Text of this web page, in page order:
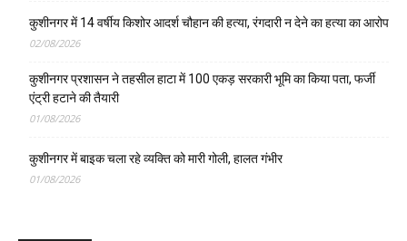
कुशीनगर में 14 वर्षीय किशोर आदर्श चौहान की हत्या, रंगदारी न देने का हत्या का आरोप
02/08/2026
कुशीनगर प्रशासन ने तहसील हाटा में 100 एकड़ सरकारी भूमि का किया पता, फर्जी
एंट्री हटाने की तैयारी
01/08/2026
कुशीनगर में बाइक चला रहे व्यक्ति को मारी गोली, हालत गंभीर
01/08/2026